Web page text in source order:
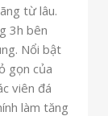
từ lâu.
3h bên
Nổi bật
gọn của
viên đá
làm tăng